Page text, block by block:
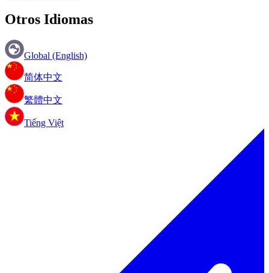
Otros Idiomas
Global (English)
简体中文
繁體中文
Tiếng Việt